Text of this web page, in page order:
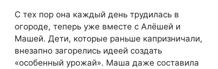
С тех пор она каждый день трудилась в
огороде, теперь уже вместе с Алёшей и
Машей. Дети, которые раньше капризничали,
внезапно загорелись идеей создать
«особенный урожай». Маша даже составила